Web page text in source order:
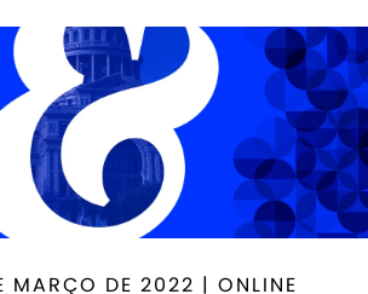
MARÇO DE 2022 | ONLINE